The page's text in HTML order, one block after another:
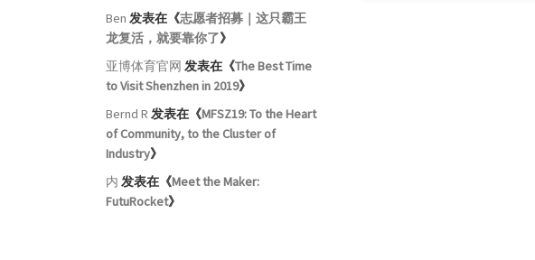
Ben 发表在《志愿者招募｜这只霸王
龙复活，就要靠你了》
亚博体育官网 发表在《The Best Time
to Visit Shenzhen in 2019》
Bernd R 发表在《MFSZ19: To the Heart
of Community, to the Cluster of
Industry》
内 发表在《Meet the Maker:
FutuRocket》